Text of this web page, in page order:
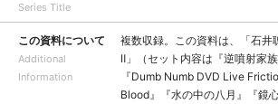
Series Title
この資料について
Additional
Information
複数収録。この資料は、「石井
Ⅱ」（セット内容は『逆噴射家族
『Dumb Numb DVD Live
Blood』『水の中の八月』『鏡